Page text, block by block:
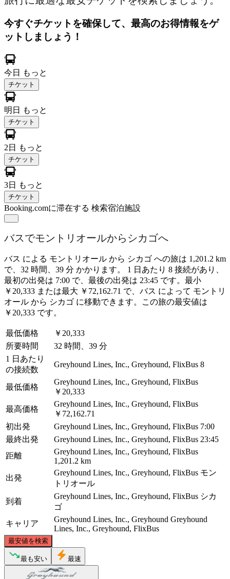
今すぐチケットを確保して、最高のお得情報をゲ
ットしましょう！
今日 もっと
チケット
明日 もっと
チケット
2日 もっと
チケット
3日 もっと
チケット
Booking.comに滞在する 検索宿泊施設
バスでモントリオールからシカゴへ
バス による モントリオール から シカゴ への旅は 1,201.2 km
で、32 時間、39 分 かかります。 1 日あたり 8 接続があり、
最初の出発は 7:00 で、最後の出発は 23:45 です。最小
￥20,333 または最大 ￥72,162.71 で、バス によって モントリ
オール から シカゴ に移動できます。この旅の最安値は
￥20,333 です。
最低価格
￥20,333
所要時間
32 時間、39 分
1 日あたり
の接続数
Greyhound Lines, Inc., Greyhound, FlixBus 8
最低価格
Greyhound Lines, Inc., Greyhound, FlixBus
￥20,333
最高価格
Greyhound Lines, Inc., Greyhound, FlixBus
￥72,162.71
初出発
Greyhound Lines, Inc., Greyhound, FlixBus 7:00
最終出発
Greyhound Lines, Inc., Greyhound, FlixBus 23:45
距離
Greyhound Lines, Inc., Greyhound, FlixBus
1,201.2 km
出発
Greyhound Lines, Inc., Greyhound, FlixBus モン
トリオール
到着
Greyhound Lines, Inc., Greyhound, FlixBus シカ
ゴ
キャリア
Greyhound Lines, Inc., Greyhound Greyhound
Lines, Inc., Greyhound, FlixBus
最安値を検索
CARTO
最も安い 最速